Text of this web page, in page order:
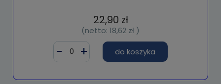
22,90 zł
(netto: 18,62 zł )
do koszyka